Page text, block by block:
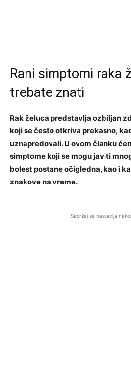
Rani simptomi raka
trebate znati
Rak želuca predstavlja ozbiljan
koji se često otkriva prekasno,
uznapredovali. U ovom članku
simptome koji se mogu javiti
bolest postane očigledna, kao i
znakove na vreme.
Sadržaj se nastavlja